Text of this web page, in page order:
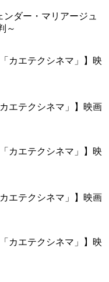
ンダー・マリアージュ
～
エテクシネマ」】映画
エテクシネマ」】映画